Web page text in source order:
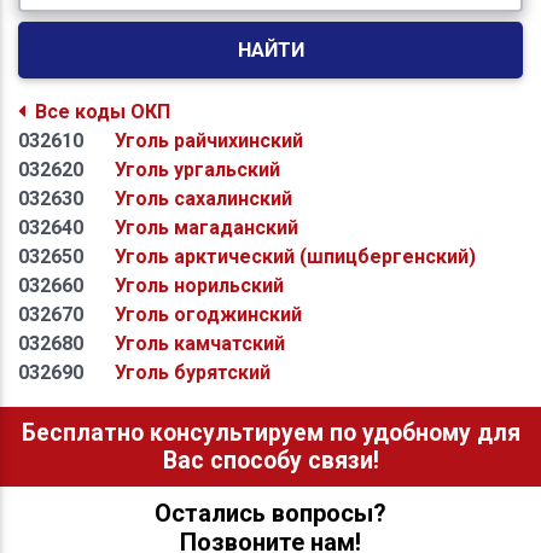
НАЙТИ
Все коды ОКП
032610
Уголь райчихинский
032620
Уголь ургальский
032630
Уголь сахалинский
032640
Уголь магаданский
032650
Уголь арктический (шпицбергенский)
032660
Уголь норильский
032670
Уголь огоджинский
032680
Уголь камчатский
032690
Уголь бурятский
Бесплатно консультируем по удобному для
Вас способу связи!
Остались вопросы?
Позвоните нам!